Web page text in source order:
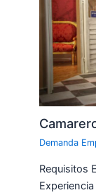
Demanda
Requisitos